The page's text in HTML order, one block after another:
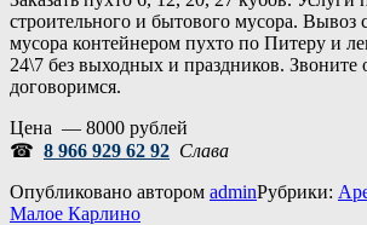
строительного и бытового мусора. Вывоз
мусора контейнером пухто по Питеру и
24\7 без выходных и праздников. Звоните
договоримся.
Цена — 8000 рублей
☎ 8 966 929 62 92 Слава
Опубликовано автором adminРубрики:
Малое Карлино